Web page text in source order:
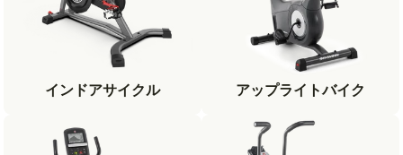
インドアサイクル アップライトバイク